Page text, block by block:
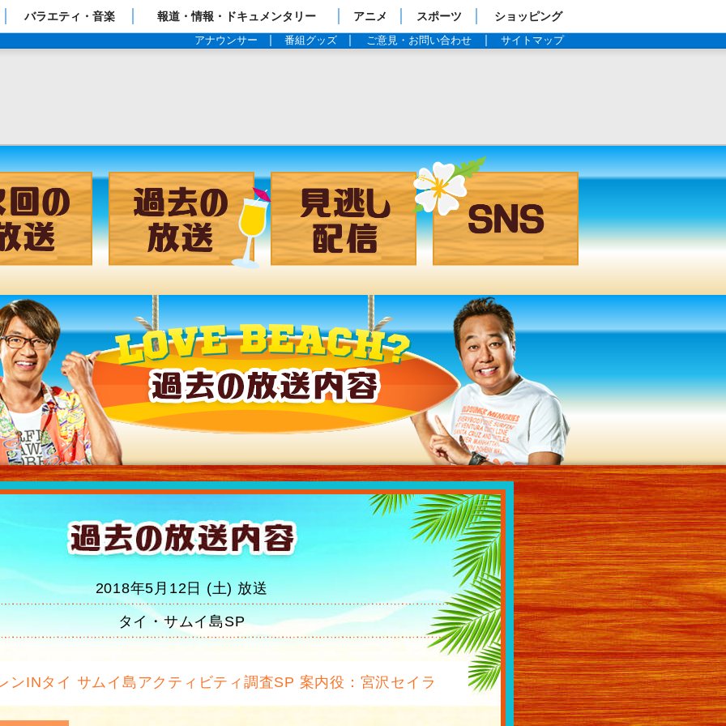
プページ
バラエティ・音楽 報道・情報・ドキュメンタリー アニメ スポーツ ショッピング
アナウンサー 番組グッズ ご意見・お問い合わせ サイトマップ
ャンネル 次回の放送 過去の放送 見逃し配信 SNS
過去の放送
過去の放送内容
2018年5月12日 (土) 放送
タイ・サムイ島SP
ンINタイ サムイ島アクティビティ調査SP 案内役：宮沢セイラ